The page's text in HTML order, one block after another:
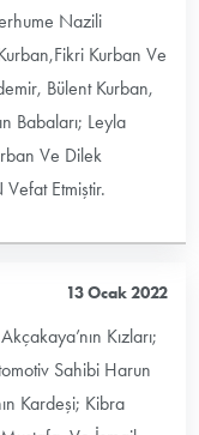
Nazili
Kurban Ve
Bülent Kurban,
Babaları; Leyla
Ve Dilek
Vefat Etmiştir.
13 Ocak 2022
Kızları;
Sahibi Harun
Kardeşi; Kibra